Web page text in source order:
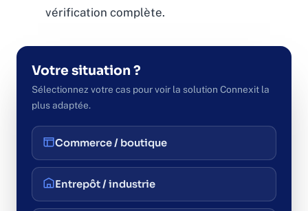
vérification complète.
Votre situation ?
Sélectionnez votre cas pour voir la solution Connexit la
plus adaptée.
Commerce / boutique
Entrepôt / industrie